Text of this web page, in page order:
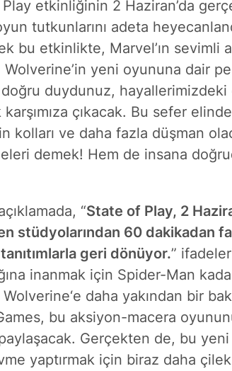
etkinliğinin 2 Haziran’da
tutkunlarını adeta
bu etkinlikte, Marvel’ın sevimli
Wolverine’in yeni oyununa dair
duydunuz, hayallerimizdeki
çıkacak. Bu sefer
kolları ve daha fazla düşman
demek! Hem de insana
“State of Play, 2
stüdyolarından 60 dakikadan
geri dönüyor.”
inanmak için Spider-Man
Wolverine‘e daha yakından bir
bu aksiyon-macera
Gerçekten de, bu
yaptırmak için biraz daha